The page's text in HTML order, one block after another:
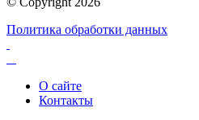
Политика обработки данных
О сайте
Контакты